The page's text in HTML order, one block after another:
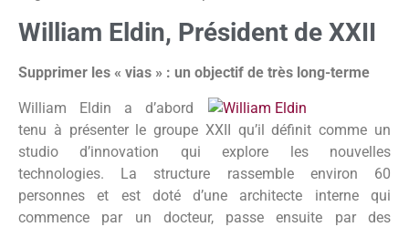
William Eldin, Président de XXII
Supprimer les « vias » : un objectif de très long-terme
William Eldin a d’abord
tenu à présenter le groupe XXII qu’il définit comme un
studio d’innovation qui explore les nouvelles
technologies. La structure rassemble environ 60
personnes et est doté d’une architecte interne qui
commence par un docteur, passe ensuite par des